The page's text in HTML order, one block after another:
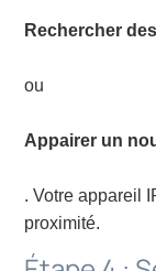
Rechercher
ou
Appairer un
. Votre appareil
proximité.